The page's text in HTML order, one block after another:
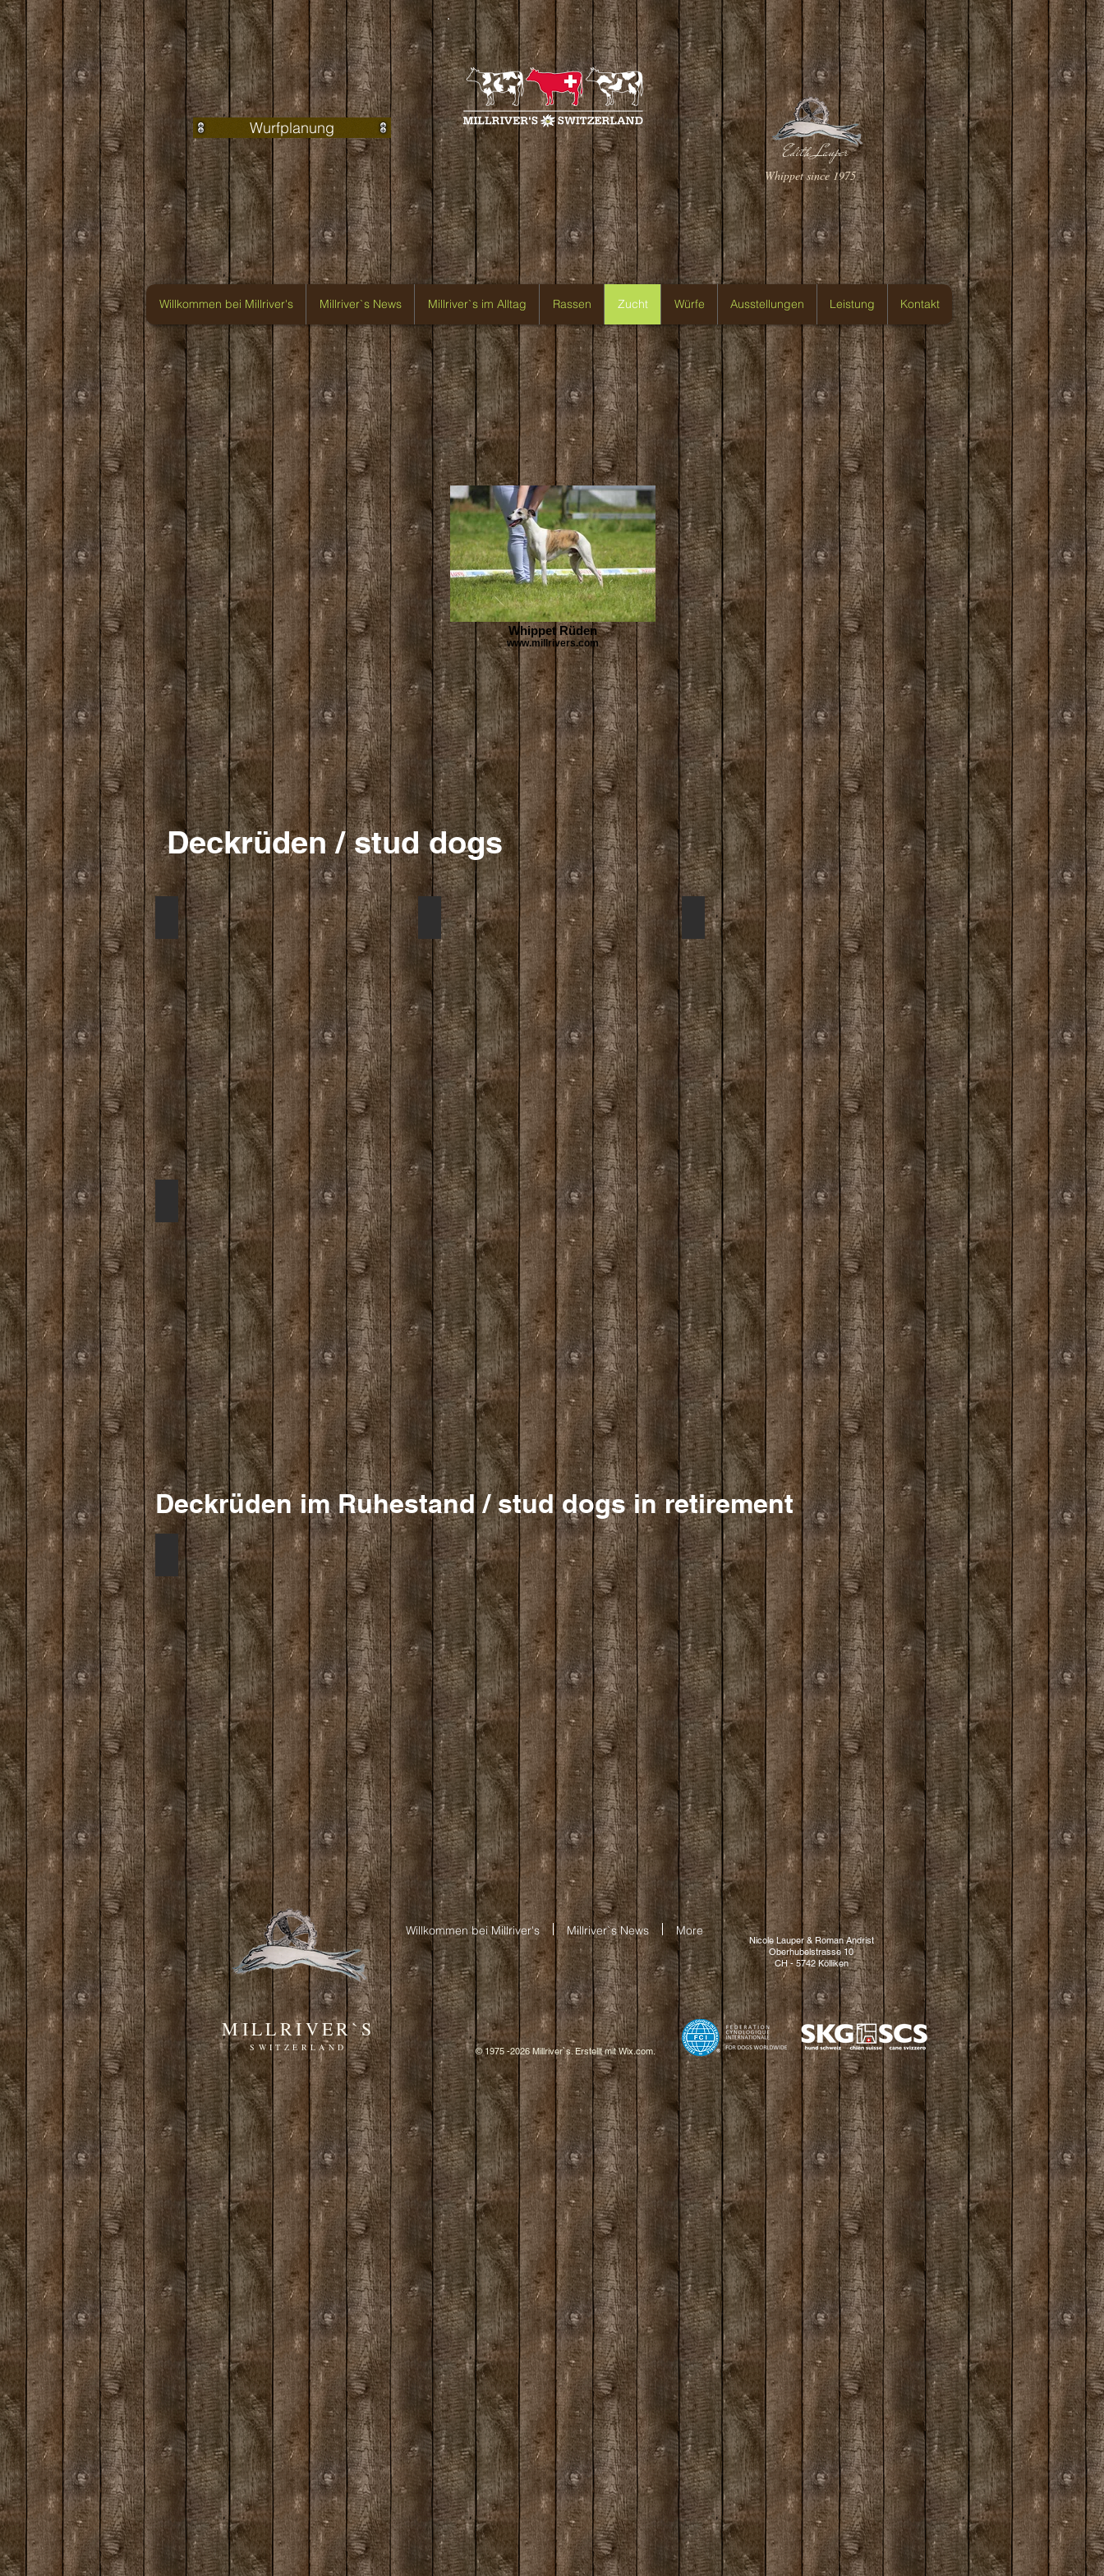
Wurfplanung
Edith Lauper
Whippet since 1975
Willkommen bei Millriver's Millriver`s News Millriver`s im Alltag Rassen Zucht Würfe Ausstellungen Leistung Kontakt
Whippet Rüden
www.millrivers.com
Deckrüden / stud dogs
Millriver's Bragi Esplendigos Dolce Gusto Millriver's Fargo
Millriver's in Love to Edith
Deckrüden im Ruhestand / stud dogs in retirement
Odin von der Mühlehalde
MILLRIVER`S
SWITZERLAND
Nicole Lauper & Roman Andrist
Oberhubelstrasse 10
CH - 5742 Kölliken
Willkommen bei Millriver's Millriver`s News More
© 1975 -2026 Millriver`s. Erstellt mitWix.com.